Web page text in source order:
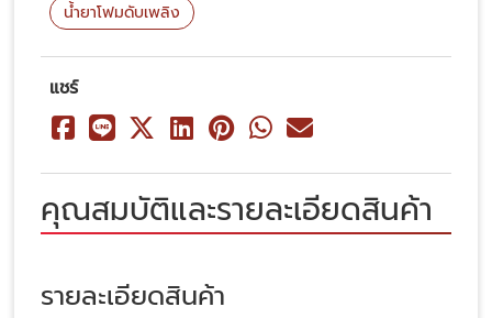
น้ำยาโฟมดับเพลิง
แชร์
คุณสมบัติและรายละเอียดสินค้า
รายละเอียดสินค้า